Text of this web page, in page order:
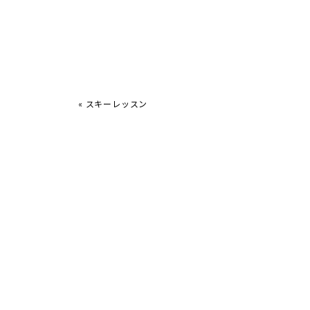
« スキーレッスン